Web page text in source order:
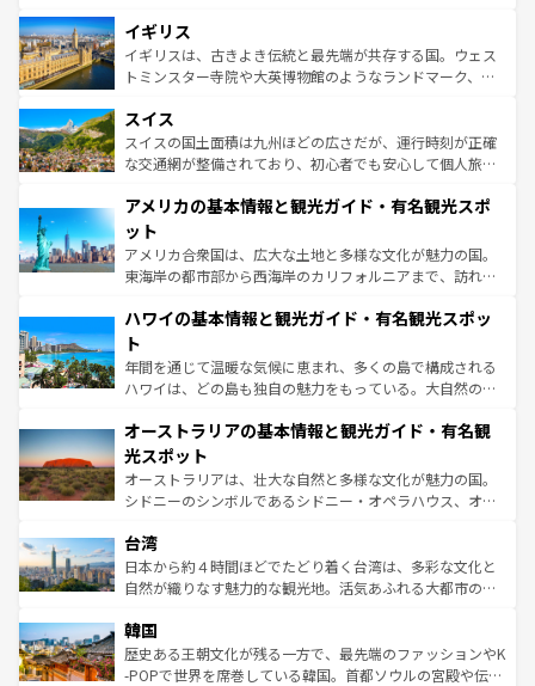
香り高いラベンダー畑など、多彩な楽しみ方が可能だ。さ
らに、パリ以外の地域にも魅力が溢れており、どの街角に
も豊かな歴史と文化が息づいている。パリ以外の個性あふ
を参照してほしい。
顔を持つこの国は、どこを歩いても飽きることがない。ベ
ルリンの文化的活気、バイエルン州のアルプスの絶景、そ
してライン川沿いのワイン畑といった風景は必見。ビール
は、お酒好きな人にはぜひ体験してほしい。 なお、新着の
ドイツ情報はコンテンツ一覧を参照してほしい。
イギリス
イギリスは、古きよき伝統と最先端が共存する国。ウェス
トミンスター寺院や大英博物館のようなランドマーク、歴
リアごとに異なる魅力がある。また、優雅なアフタヌーン
ティー、ビール好きにはたまらない英国パブ、サッカー観
戦など、本場だからこそできる体験も豊富。イギリスを旅
ンツ一覧を参照してほしい。
スイス
スイスの国土面積は九州ほどの広さだが、運行時刻が正確
な交通網が整備されており、初心者でも安心して個人旅行
の建物がそのまま残る町や、スイスならではのユニークな
博物館もあり、アルプス観光だけでなく町歩きも満喫する
ことができる。国民の所得が高いため物価も高いが、旅行
者向けの交通パス提供のサービスもあり、うまく活用すれ
着のスイス情報はコンテンツ一覧を参照してほしい。
アメリカの基本情報と観光ガイド・有名観光スポ
ット
アメリカ合衆国は、広大な土地と多様な文化が魅力の国。
東海岸の都市部から西海岸のカリフォルニアまで、訪れる
のような巨大都市は、観光、ショッピング、エンターテイ
ンメントが詰まった刺激的なスポットだ。一方、アメリカ
西部には大自然が広がり、グランドキャニオンやイエロー
ストーン国立公園といった絶景が堪能できる。さらに、南
文化が魅力。旅行者はアメリカの各地域で異なる魅力を楽
しみながら、その多様性と豊かな歴史を感じることができ
るだろう。車でのロードトリップや列車の旅も、アメリカ
ならではの贅沢な旅のスタイルだ。 なお、新着のアメリカ
情報は コンテンツ一覧 を参照してほしい。
ハワイの基本情報と観光ガイド・有名観光スポッ
ト
年間を通じて温暖な気候に恵まれ、多くの島で構成される
ハワイは、どの島も独自の魅力をもっている。大自然の神
ワイ島は見逃せない。また、定番の観光地といえばオアフ
島だが、静かな自然を求めるならマウイ島やカウアイ島が
おすすめ。エメラルドグリーンに輝く海をはじめ、豊かな
文化や歴史が息づいている。「アロハスピリット」と呼ば
人々、おいしいローカルフードやハワイアンミュージッ
ク、伝統的なフラダンスなど、すべてがハワイの魅力を彩
っている。訪れるたびに新しい発見と感動が待っているハ
はコンテンツ一覧
オーストラリアの基本情報と観光ガイド・有名観
光スポット
オーストラリアは、壮大な自然と多様な文化が魅力の国。
シドニーのシンボルであるシドニー・オペラハウス、オー
リアリーフや大陸中央部にそびえるウルル（エアーズロッ
ク）、タスマニアの美しい原生林やケアンズの熱帯雨林な
ど、見どころがたくさん。また、カフェやワイン、オージ
いる。アクティビティも充実しており、サーフィンやダイ
ビング、ハイキングなど、アウトドア好きにはたまらな
い。オーストラリアの多彩な魅力を存分に味わいつくそ
台湾
日本から約４時間ほどでたどり着く台湾は、多彩な文化と
自然が織りなす魅力的な観光地。活気あふれる大都市の台
ン）、静ひつな山岳地帯である台湾東部など、都市の喧騒
と山間の静けさが共存しており、訪れる人に新しい発見と
驚きをもたらしてくれる。また、奥深い台湾の食文化も魅
韓国
歴史ある王朝文化が残る一方で、最先端のファッションやK
-POPで世界を席巻している韓国。首都ソウルの宮殿や伝統